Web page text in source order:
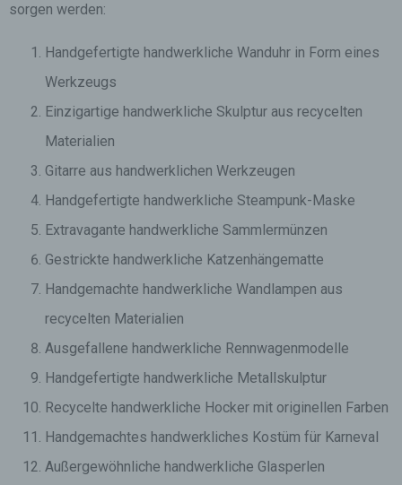
sorgen werden:
Handgefertigte handwerkliche Wanduhr in Form eines
Werkzeugs
Einzigartige handwerkliche Skulptur aus recycelten
Materialien
Gitarre aus handwerklichen Werkzeugen
Handgefertigte handwerkliche Steampunk-Maske
Extravagante handwerkliche Sammlermünzen
Gestrickte handwerkliche Katzenhängematte
Handgemachte handwerkliche Wandlampen aus
recycelten Materialien
Ausgefallene handwerkliche Rennwagenmodelle
Handgefertigte handwerkliche Metallskulptur
Recycelte handwerkliche Hocker mit originellen Farben
Handgemachtes handwerkliches Kostüm für Karneval
Außergewöhnliche handwerkliche Glasperlen